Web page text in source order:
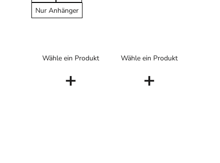
Nur Anhänger
Wähle ein Produkt
+
Wähle ein Produkt
+